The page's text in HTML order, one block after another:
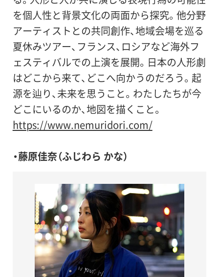
を個人性と背景文化の両面から探究。他分野
アーティストとの共同創作、地域会場を巡る
夏休みツアー、フランス、ロシアなど海外フ
ェスティバルでの上演を展開。日本の人形劇
はどこから来て、どこへ向かうのだろう。起
源を辿り、未来を思うこと。わたしたちが今
どこにいるのか、地図を描くこと。
https://www.nemuridori.com/
・藤原佳奈（ふじわら かな）